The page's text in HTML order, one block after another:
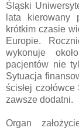
Śląski
lata kierowany
krótkim czasie
Europie.
wykonuje
pacjentów nie
Sytuacja
ścisłej
zawsze dodatni.
Organ